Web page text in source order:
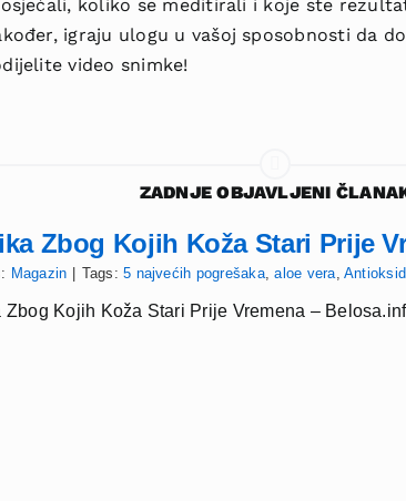
koliko se meditirali i koje ste
igraju ulogu u vašoj sposobnosti da
video snimke!
ZADNJE OBJAVLJENI
Zbog Kojih Koža Stari Prije
Magazin Tags:5 najvećih pogrešaka,aloe vera,
Zbog Kojih Koža Stari Prije Vremena –